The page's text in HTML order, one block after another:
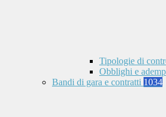
Tipologie di
Obblighi e
Bandi di gara e contratti 1034